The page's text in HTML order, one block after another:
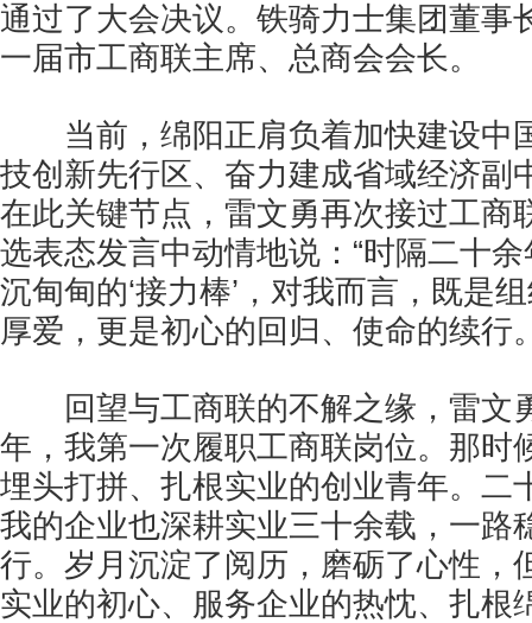
通过了大会决议。铁骑力士集团董事
一届市工商联主席、总商会会长。
当前，绵阳正肩负着加快建设中
技创新先行区、奋力建成省域经济副
在此关键节点，雷文勇再次接过工商
选表态发言中动情地说：“时隔二十
沉甸甸的‘接力棒’，对我而言，既是
厚爱，更是初心的回归、使命的续行
回望与工商联的不解之缘，雷文
年，我第一次履职工商联岗位。那时
埋头打拼、扎根实业的创业青年。二
我的企业也深耕实业三十余载，一路
行。岁月沉淀了阅历，磨砺了心性，
实业的初心、服务企业的热忱、扎根